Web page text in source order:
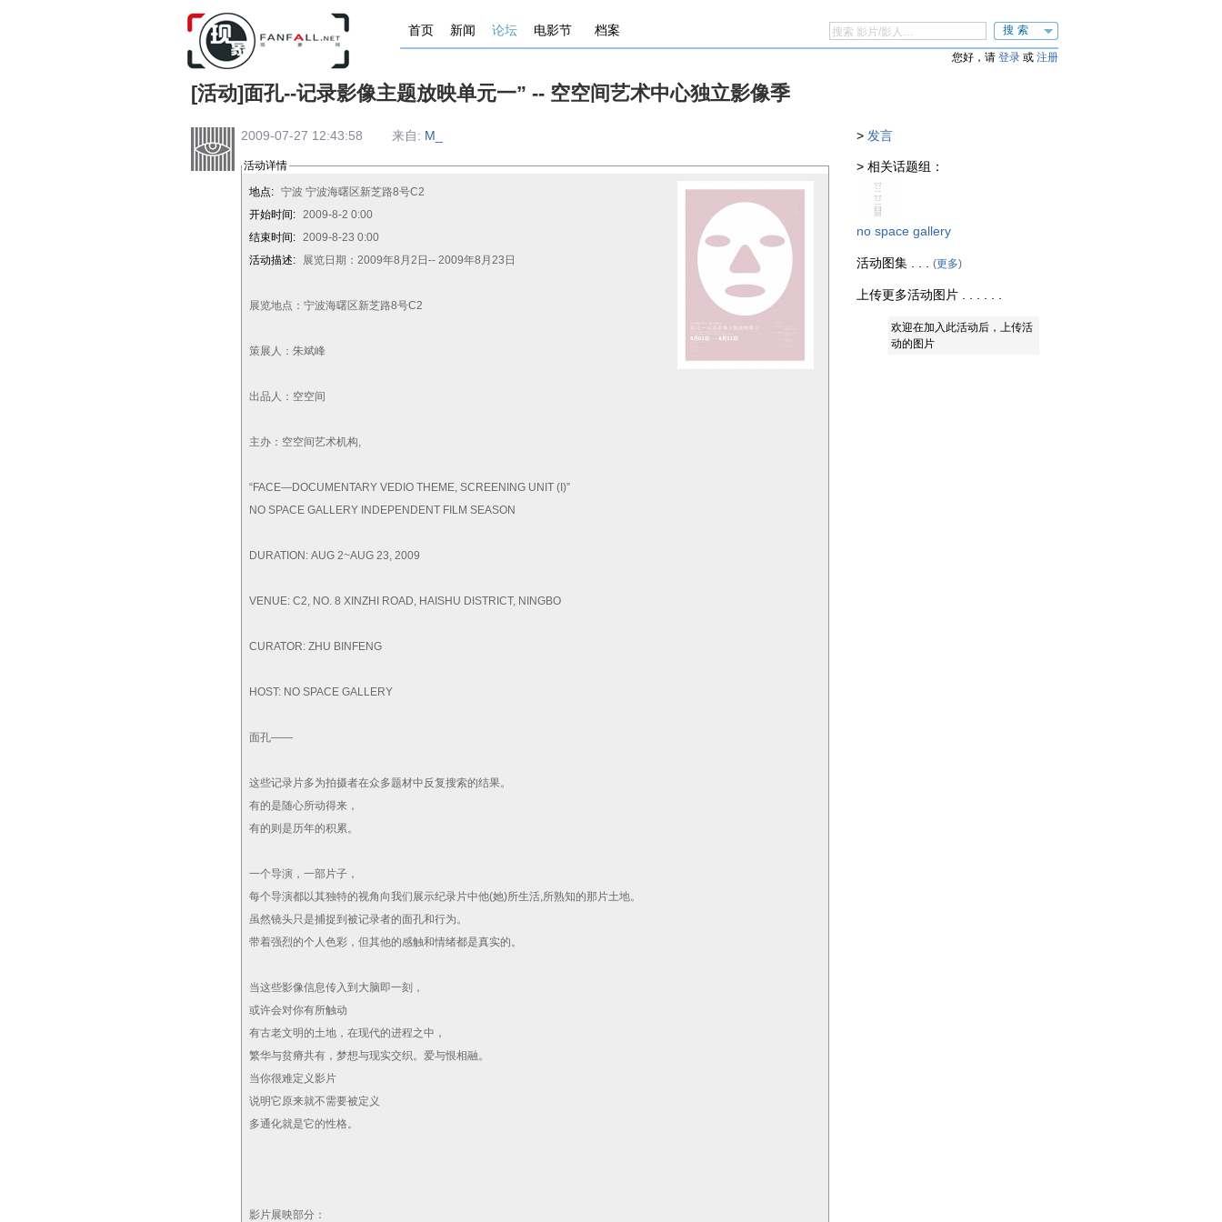
首页 新闻 论坛 电影节 档案 搜索
您好，请 登录 或 注册
[活动]面孔--记录影像主题放映单元一” -- 空空间艺术中心独立影像季
2009-07-27 12:43:58 来自: M_
活动详情
地点: 宁波 宁波海曙区新芝路8号C2
开始时间: 2009-8-2 0:00
结束时间: 2009-8-23 0:00
活动描述:
展览日期：2009年8月2日-- 2009年8月23日
展览地点：宁波海曙区新芝路8号C2
策展人：朱斌峰
出品人：空空间
主办：空空间艺术机构,
“FACE—DOCUMENTARY VEDIO THEME, SCREENING UNIT (I)”
NO SPACE GALLERY INDEPENDENT FILM SEASON
DURATION: AUG 2~AUG 23, 2009
VENUE: C2, NO. 8 XINZHI ROAD, HAISHU DISTRICT, NINGBO
CURATOR: ZHU BINFENG
HOST: NO SPACE GALLERY
面孔——
这些记录片多为拍摄者在众多题材中反复搜索的结果。
有的是随心所动得来，
有的则是历年的积累。
一个导演，一部片子，
每个导演都以其独特的视角向我们展示纪录片中他(她)所生活,所熟知的那片土地。
虽然镜头只是捕捉到被记录者的面孔和行为。
带着强烈的个人色彩，但其他的感触和情绪都是真实的。
当这些影像信息传入到大脑即一刻，
或许会对你有所触动
有古老文明的土地，在现代的进程之中，
繁华与贫瘠共有，梦想与现实交织。爱与恨相融。
当你很难定义影片
说明它原来就不需要被定义
多通化就是它的性格。
影片展映部分：
> 发言
> 相关话题组：
no space gallery
活动图集 . . . (更多)
上传更多活动图片 . . . . . .
欢迎在加入此活动后，上传活
动的图片